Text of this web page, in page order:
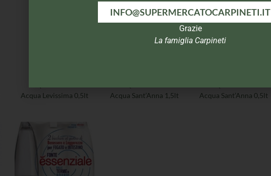
Acqua Levissima 0,5lt Acqua Sant’Anna 1,5lt Acqua Sant’Anna 0,5lt
INFO@SUPERMERCATOCARPINETI.IT
Grazie
La famiglia Carpineti